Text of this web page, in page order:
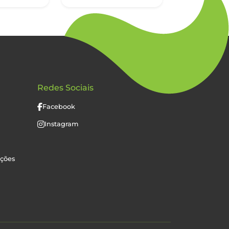
Redes Sociais
Facebook
Instagram